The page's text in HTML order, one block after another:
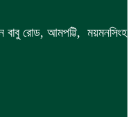
বাবু রোড, আমপট্টি, ময়মনসিংহ